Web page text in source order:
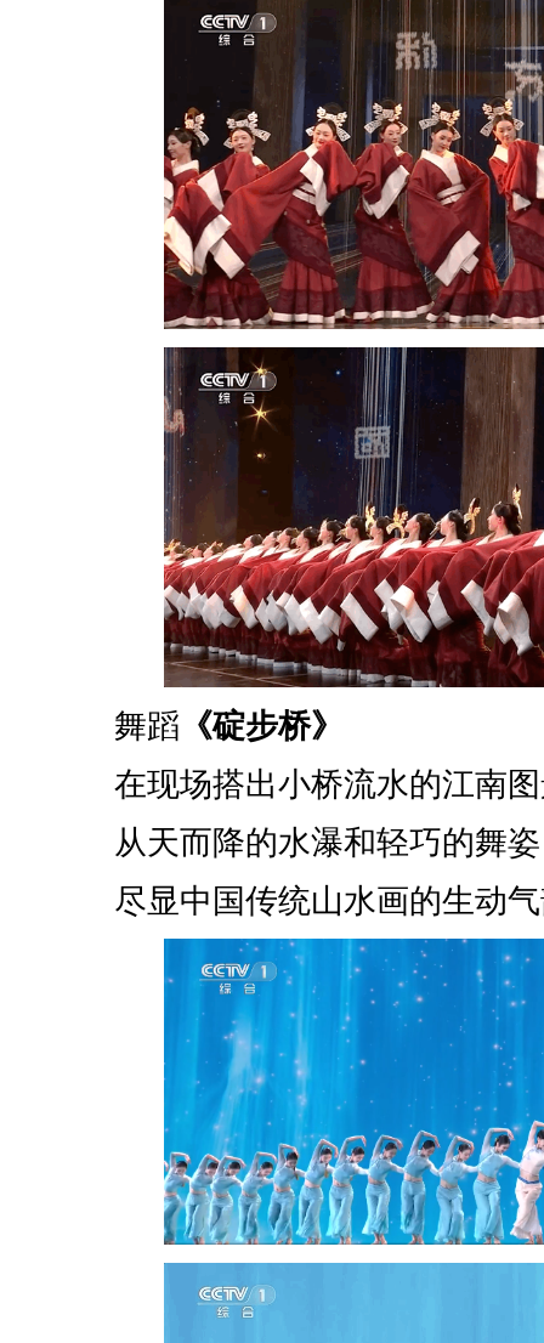
舞蹈 《碇步桥》
在现场搭出小桥流水的江南
从天而降的水瀑和轻巧的舞姿
尽显中国传统山水画的生动